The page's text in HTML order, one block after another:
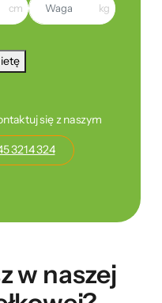
cm kg
się z naszym
3214 324
w naszej